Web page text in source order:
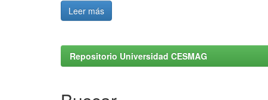
Leer más
Repositorio Universidad CESMAG